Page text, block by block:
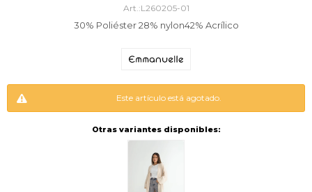
L260205-01
30% Poliéster 28% nylon42% Acrílico
Este artículo está agotado.
Otras variantes disponibles: